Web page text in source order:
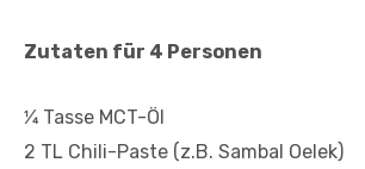
Zutaten für 4 Personen
1⁄4 Tasse MCT-Öl
2 TL Chili-Paste (z.B. Sambal Oelek)